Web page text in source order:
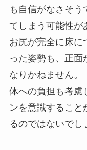
も自信がなさそう
てしまう可能性が
お尻が完全に床に
った姿勢も、正面
なりかねません。
体への負担も考慮
ンを意識すること
るのではないでし